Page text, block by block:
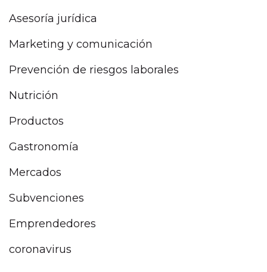
Asesoría jurídica
Marketing y comunicación
Prevención de riesgos laborales
Nutrición
Productos
Gastronomía
Mercados
Subvenciones
Emprendedores
coronavirus